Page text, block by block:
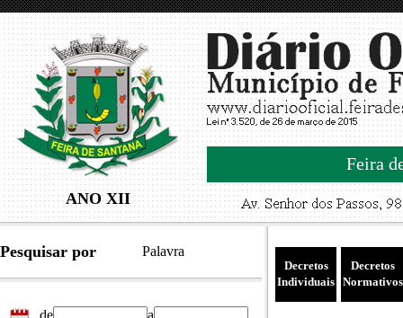
ANO XII
Feira
Pesquisar por Palavra
de a
Decretos
Individuais
Decretos
Normativos